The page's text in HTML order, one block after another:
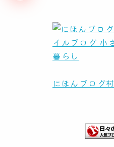
にほんブログ村